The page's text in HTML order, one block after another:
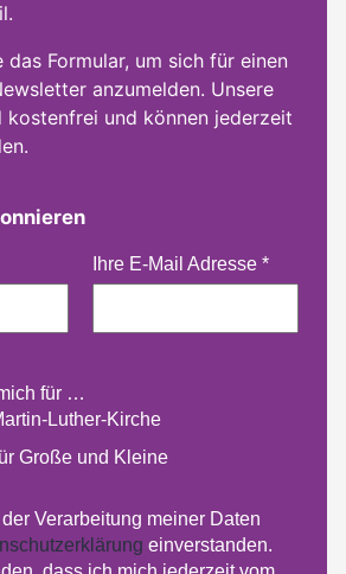
das Formular, um sich für einen
anzumelden. Unsere
kostenfrei und können jederzeit
Ihre E-Mail Adresse *
für …
Luther-Kirche
Große und Kleine
Verarbeitung meiner Daten
einverstanden.